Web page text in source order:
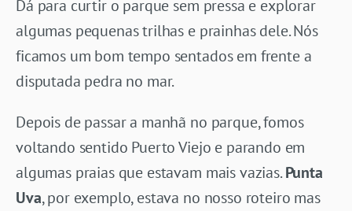
Dá para curtir o parque sem pressa e explorar
algumas pequenas trilhas e prainhas dele. Nós
ficamos um bom tempo sentados em frente a
disputada pedra no mar.
Depois de passar a manhã no parque, fomos
voltando sentido Puerto Viejo e parando em
algumas praias que estavam mais vazias.Punta
Uva, por exemplo, estava no nosso roteiro mas